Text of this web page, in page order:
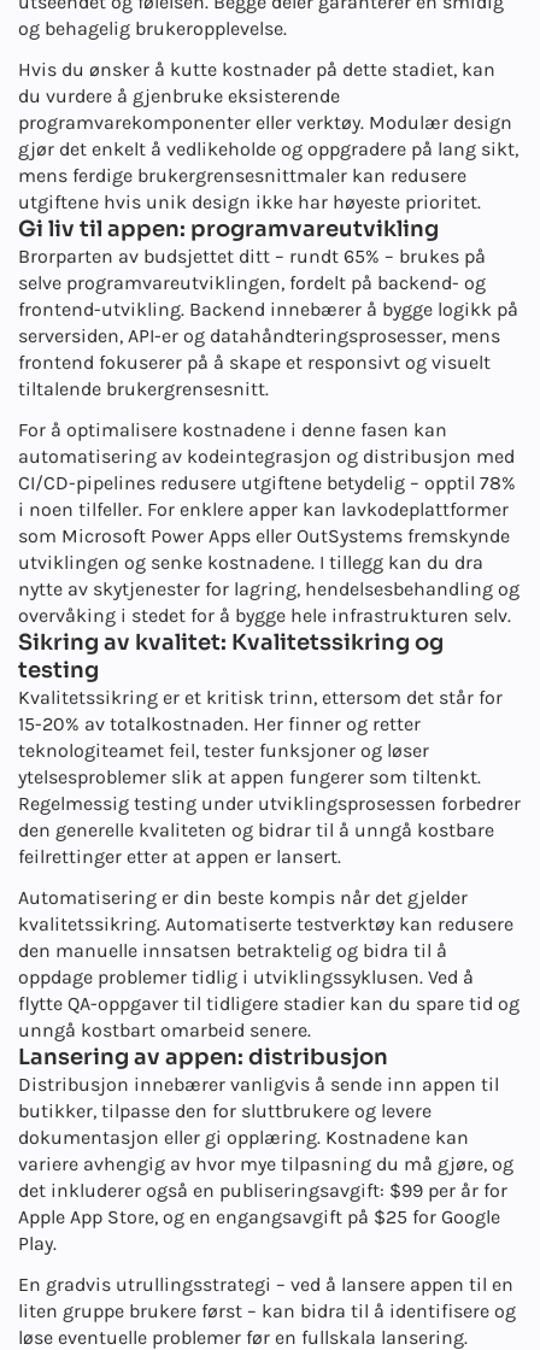
og behagelig brukeropplevelse.
Hvis du ønsker å kutte kostnader på dette stadiet, kan
du vurdere å gjenbruke eksisterende
programvarekomponenter eller verktøy. Modulær design
gjør det enkelt å vedlikeholde og oppgradere på lang sikt,
mens ferdige brukergrensesnittmaler kan redusere
utgiftene hvis unik design ikke har høyeste prioritet.
Gi liv til appen: programvareutvikling
Brorparten av budsjettet ditt – rundt 65% – brukes på
selve programvareutviklingen, fordelt på backend- og
frontend-utvikling. Backend innebærer å bygge logikk på
serversiden, API-er og datahåndteringsprosesser, mens
frontend fokuserer på å skape et responsivt og visuelt
tiltalende brukergrensesnitt.
For å optimalisere kostnadene i denne fasen kan
automatisering av kodeintegrasjon og distribusjon med
CI/CD-pipelines redusere utgiftene betydelig – opptil 78%
i noen tilfeller. For enklere apper kan lavkodeplattformer
som Microsoft Power Apps eller OutSystems fremskynde
utviklingen og senke kostnadene. I tillegg kan du dra
nytte av skytjenester for lagring, hendelsesbehandling og
overvåking i stedet for å bygge hele infrastrukturen selv.
Sikring av kvalitet: Kvalitetssikring og
testing
Kvalitetssikring er et kritisk trinn, ettersom det står for
15-20% av totalkostnaden. Her finner og retter
teknologiteamet feil, tester funksjoner og løser
ytelsesproblemer slik at appen fungerer som tiltenkt.
Regelmessig testing under utviklingsprosessen forbedrer
den generelle kvaliteten og bidrar til å unngå kostbare
feilrettinger etter at appen er lansert.
Automatisering er din beste kompis når det gjelder
kvalitetssikring. Automatiserte testverktøy kan redusere
den manuelle innsatsen betraktelig og bidra til å
oppdage problemer tidlig i utviklingssyklusen. Ved å
flytte QA-oppgaver til tidligere stadier kan du spare tid og
unngå kostbart omarbeid senere.
Lansering av appen: distribusjon
Distribusjon innebærer vanligvis å sende inn appen til
butikker, tilpasse den for sluttbrukere og levere
dokumentasjon eller gi opplæring. Kostnadene kan
variere avhengig av hvor mye tilpasning du må gjøre, og
det inkluderer også en publiseringsavgift: $99 per år for
Apple App Store, og en engangsavgift på $25 for Google
Play.
En gradvis utrullingsstrategi – ved å lansere appen til en
liten gruppe brukere først – kan bidra til å identifisere og
løse eventuelle problemer før en fullskala lansering.